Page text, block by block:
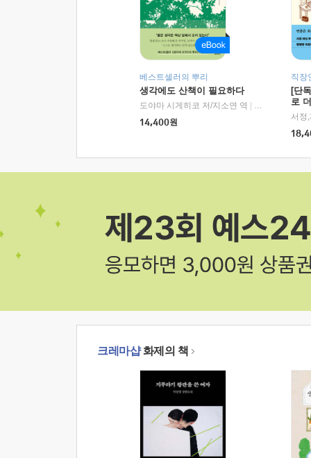
베스트셀러의 뿌리
생각에도 산책이 필요하다
도야마 시게히코 저/지소연 역
알에이치코리
14,400원
직장
[단
로
크레마샵화제의 책